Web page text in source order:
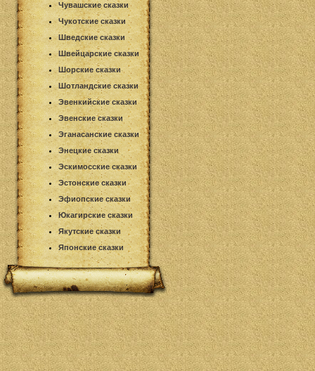
Чувашские сказки
Чукотские сказки
Шведские сказки
Швейцарские сказки
Шорские сказки
Шотландские сказки
Эвенкийские сказки
Эвенские сказки
Эганасанские сказки
Энецкие сказки
Эскимосские сказки
Эстонские сказки
Эфиопские сказки
Юкагирские сказки
Якутские сказки
Японские сказки